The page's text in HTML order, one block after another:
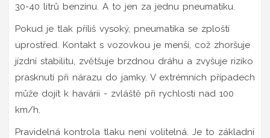
30-40 litrů benzínu. A to jen za jednu pneumatiku.
Pokud je tlak příliš vysoký, pneumatika se zploští
uprostřed. Kontakt s vozovkou je menší, což zhoršuje
jízdní stabilitu, zvětšuje brzdnou dráhu a zvyšuje riziko
prasknutí při nárazu do jamky. V extrémních případech
může dojít k havárii - zvláště při rychlosti nad 100
km/h.
Pravidelná kontrola tlaku není volitelná. Je to základní